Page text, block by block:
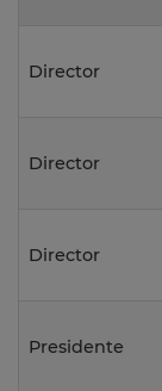
Director
Director
Director
Presidente